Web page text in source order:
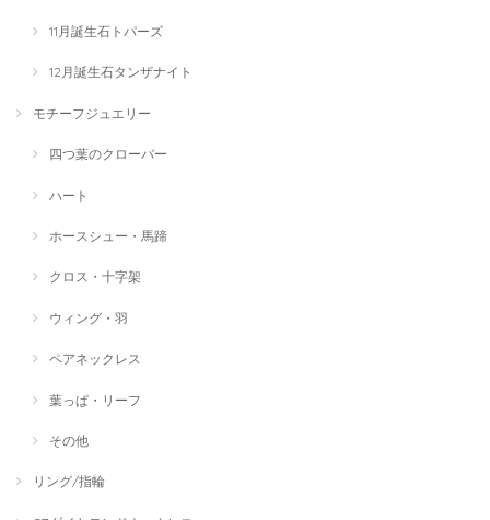
11月誕生石トパーズ
12月誕生石タンザナイト
モチーフジュエリー
四つ葉のクローバー
ハート
ホースシュー・馬蹄
クロス・十字架
ウィング・羽
ペアネックレス
葉っぱ・リーフ
その他
リング/指輪